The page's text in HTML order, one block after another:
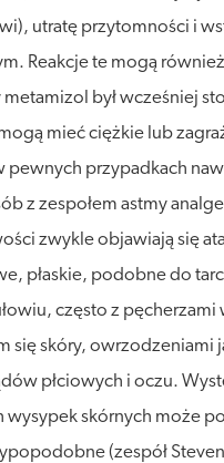
utratę przytomności i
Reakcje te mogą
był wcześniej
mieć ciężkie lub
pewnych przypadkach
z zespołem astmy
zwykle objawiają się
płaskie, podobne do
często z pęcherzami
się skóry, owrzodzeniami
płciowych i oczu.
wysypek skórnych może
(zespół